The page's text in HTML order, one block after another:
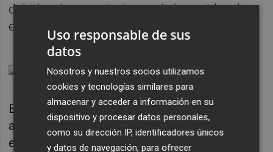
debido a las restricciones de la covid en los
estadios.
Es por eso que la APV hará socio honorífico
al futbolista que más veces ha vestido la
elástica amarilla. En el descanso del
Uso responsable de sus
datos
Nosotros y nuestros socios utilizamos
cookies y tecnologías similares para
almacenar y acceder a información en su
dispositivo y procesar datos personales,
como su dirección IP, identificadores únicos
y datos de navegación, para ofrecer